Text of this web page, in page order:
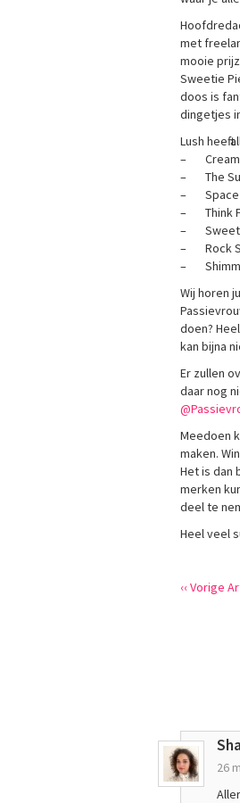
met
mooie
Sweetie
doos is
dingetjes
Lush
– Cream
– The
– Space
– Think
–
– Rock
–
Wij horen
doen?
kan bijna
Er zullen
daar nog
Meedoen
maken.
Het is dan
merken
deel te
Heel veel
‹‹ Vorige
26